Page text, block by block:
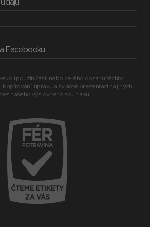
Facebooku
použití části nebo celého obsahu těchto
úpravu a zvláště prezentaci na jiných
našeho výslovného souhlasu.